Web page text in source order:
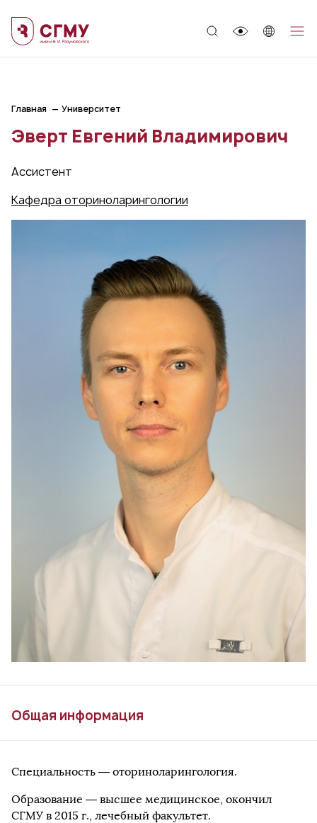
Главная Университет
Эверт Евгений Владимирович
Ассистент
Кафедра оториноларингологии
Общая информация
Специальность — оториноларингология.
Образование — высшее медицинское, окончил
СГМУ в 2015 г., лечебный факультет.